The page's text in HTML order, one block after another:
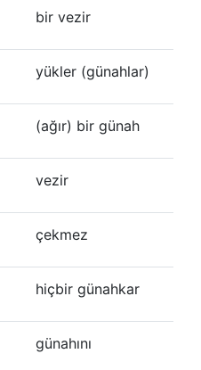
bir vezir
yükler (günahlar)
(ağır) bir günah
vezir
çekmez
hiçbir günahkar
günahını